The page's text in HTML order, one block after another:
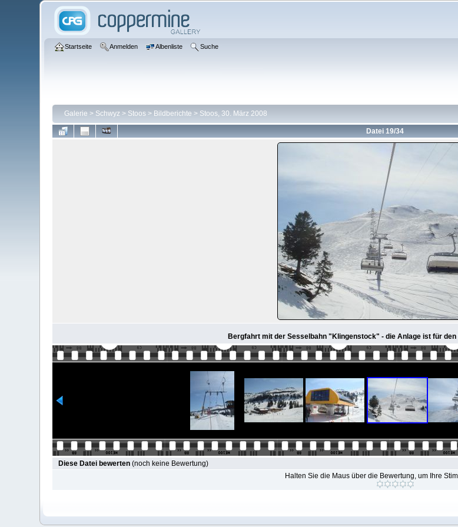
Startseite Anmelden Albenliste Suche
Galerie > Schwyz> Stoos> Bildberichte > Stoos, 30. März 2008
Datei 19/34
Bergfahrt mit der Sesselbahn "Klingenstock" - die Anlage ist für
Diese Datei bewerten(noch keine Bewertung)
Halten Sie die Maus über die Bewertung, um Ihre